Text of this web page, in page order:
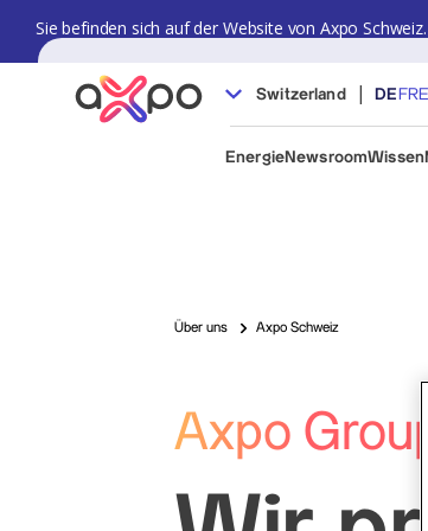
Sie befinden sich auf der Website von Axpo
Switzerland | DE FR
EnergieNewsroomWissen
Über uns Axpo Schweiz
Axpo